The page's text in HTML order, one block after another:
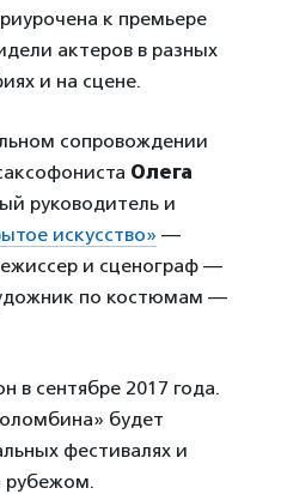
к премьере
актеров в разных
и на сцене.
сопровождении
Олега
руководитель и
искусство» —
и сценограф —
по костюмам —
в сентябре 2017 года.
будет
фестивалях и
рубежом.